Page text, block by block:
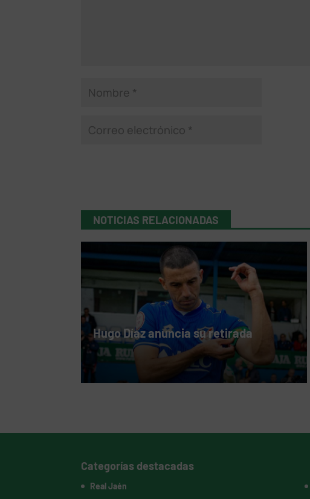
NOTICIAS RELACIONADAS
Hugo Díaz anuncia su retirada
Categorías destacadas
Real Jaén